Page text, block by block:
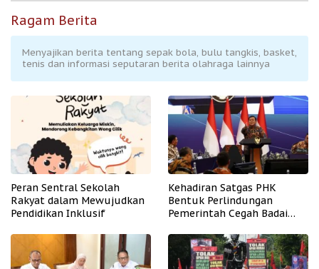
Ragam Berita
Menyajikan berita tentang sepak bola, bulu tangkis, basket,
tenis dan informasi seputaran berita olahraga lainnya
Peran Sentral Sekolah
Rakyat dalam Mewujudkan
Pendidikan Inklusif
Kehadiran Satgas PHK
Bentuk Perlindungan
Pemerintah Cegah Badai